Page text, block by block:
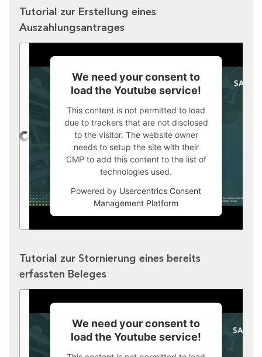
Tutorial zur Erstellung eines
Auszahlungsantrages
We need your consent to
load the Youtube service!
This content is not permitted to load
due to trackers that are not disclosed
to the visitor. The website owner
needs to setup the site with their
CMP to add this content to the list of
technologies used.
Powered by Usercentrics Consent
Management Platform
Tutorial zur Stornierung eines bereits
erfassten Beleges
We need your consent to
load the Youtube service!